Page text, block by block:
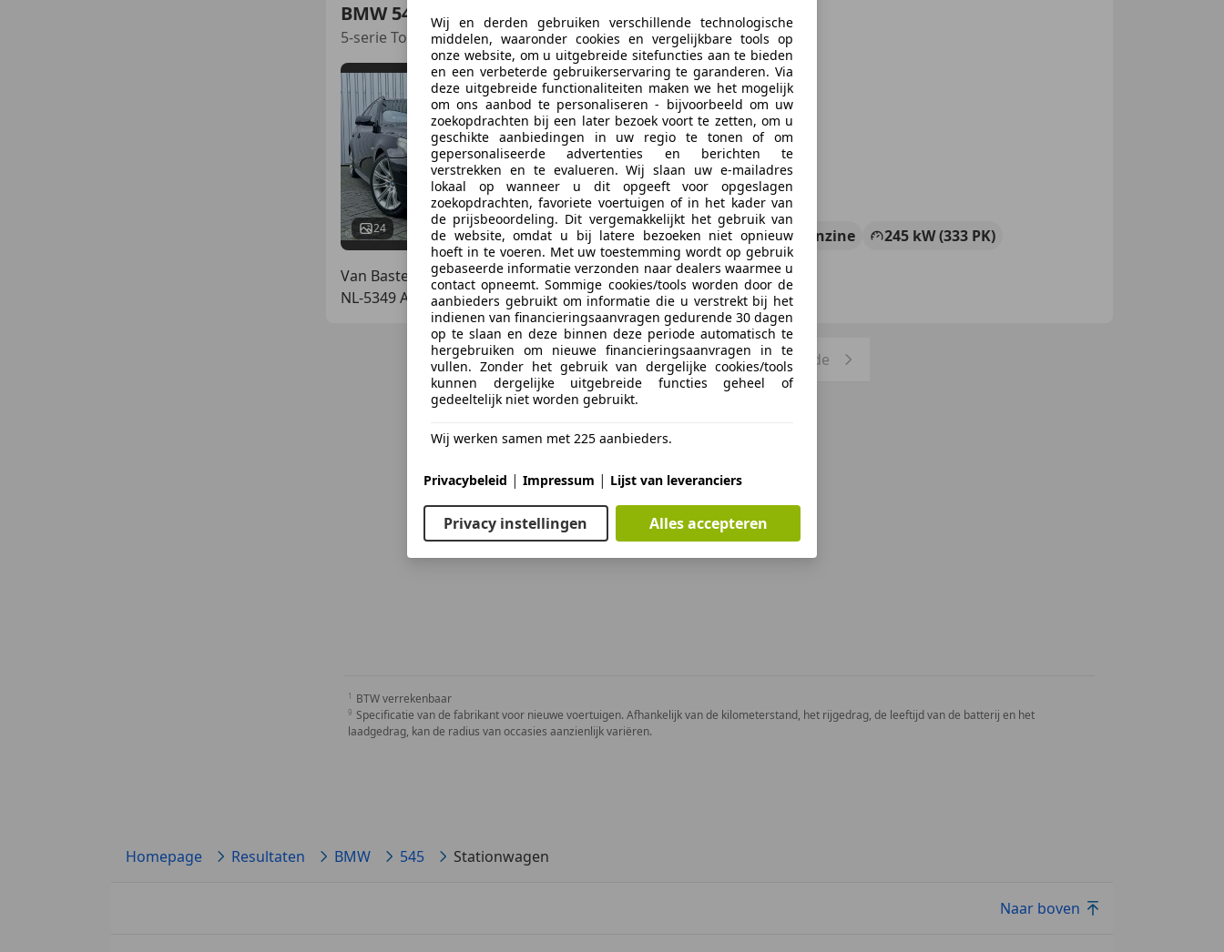
BMW 545
5-serie Touring 545i | M-Sport | Aut | Pano | Youn
24
€ 17.995
06/2005 120.557 km Benzine
245 kW (333 PK)
Van Basten Auto's
NL-5349 AW OSS
Vorige 1 Volgende
BTW verrekenbaar
Specificatie van de fabrikant voor nieuwe voertuigen. Afhankelijk van de kilometerstand, het rijgedrag, de leeftijd van de batterij en het
laadgedrag, kan de radius van occasies aanzienlijk variëren.
Homepage Resultaten BMW 545 Stationwagen
Naar boven
Wij en derden gebruiken verschillende technologische
middelen, waaronder cookies en vergelijkbare tools op
onze website, om u uitgebreide sitefuncties aan te bieden
en een verbeterde gebruikerservaring te garanderen. Via
deze uitgebreide functionaliteiten maken we het mogelijk
om ons aanbod te personaliseren - bijvoorbeeld om uw
zoekopdrachten bij een later bezoek voort te zetten, om u
geschikte aanbiedingen in uw regio te tonen of om
gepersonaliseerde advertenties en berichten te
verstrekken en te evalueren. Wij slaan uw e-mailadres
lokaal op wanneer u dit opgeeft voor opgeslagen
zoekopdrachten, favoriete voertuigen of in het kader van
de prijsbeoordeling. Dit vergemakkelijkt het gebruik van
de website, omdat u bij latere bezoeken niet opnieuw
hoeft in te voeren. Met uw toestemming wordt op gebruik
gebaseerde informatie verzonden naar dealers waarmee u
contact opneemt. Sommige cookies/tools worden door de
aanbieders gebruikt om informatie die u verstrekt bij het
indienen van financieringsaanvragen gedurende 30 dagen
op te slaan en deze binnen deze periode automatisch te
hergebruiken om nieuwe financieringsaanvragen in te
vullen. Zonder het gebruik van dergelijke cookies/tools
kunnen dergelijke uitgebreide functies geheel of
gedeeltelijk niet worden gebruikt.
Wij werken samen met 225 aanbieders.
Privacybeleid | Impressum | Lijst van leveranciers
Privacy instellingen Alles accepteren